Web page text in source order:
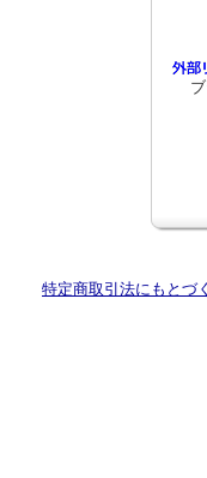
特定商取引法にもとづ